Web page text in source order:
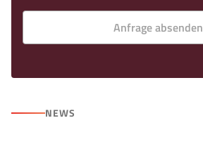
Anfrage absenden
NEWS